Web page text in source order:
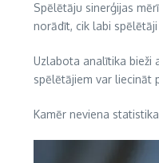
Spēlētāju sinerģijas
norādīt, cik labi
Uzlabota analītika bieži
spēlētājiem var liecināt
Kamēr neviena